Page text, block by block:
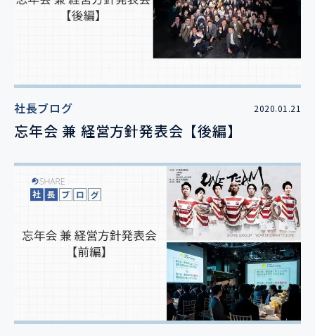
社長ブログ 2020.01.21
忘年会 兼 経営方針発表会【後編】